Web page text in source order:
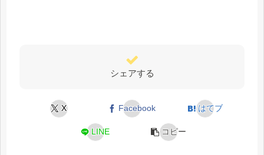
シェアする
X Facebook はてブ
LINE コピー